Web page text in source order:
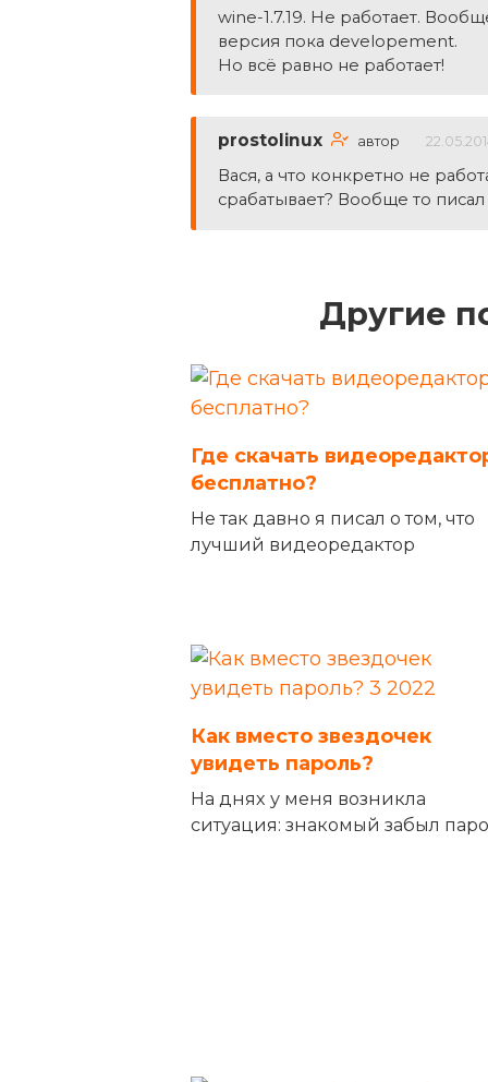
wine-1.7.19. Не работает.
версия пока developement.
Но всё равно не работает!
prostolinux автор
Вася, а что конкретно не
срабатывает? Вообще то
Другие
Где скачать
бесплатно?
Не так давно я писал о том, что
лучший видеоредактор
Как вместо звездочек
увидеть пароль?
На днях у меня возникла
ситуация: знакомый забыл